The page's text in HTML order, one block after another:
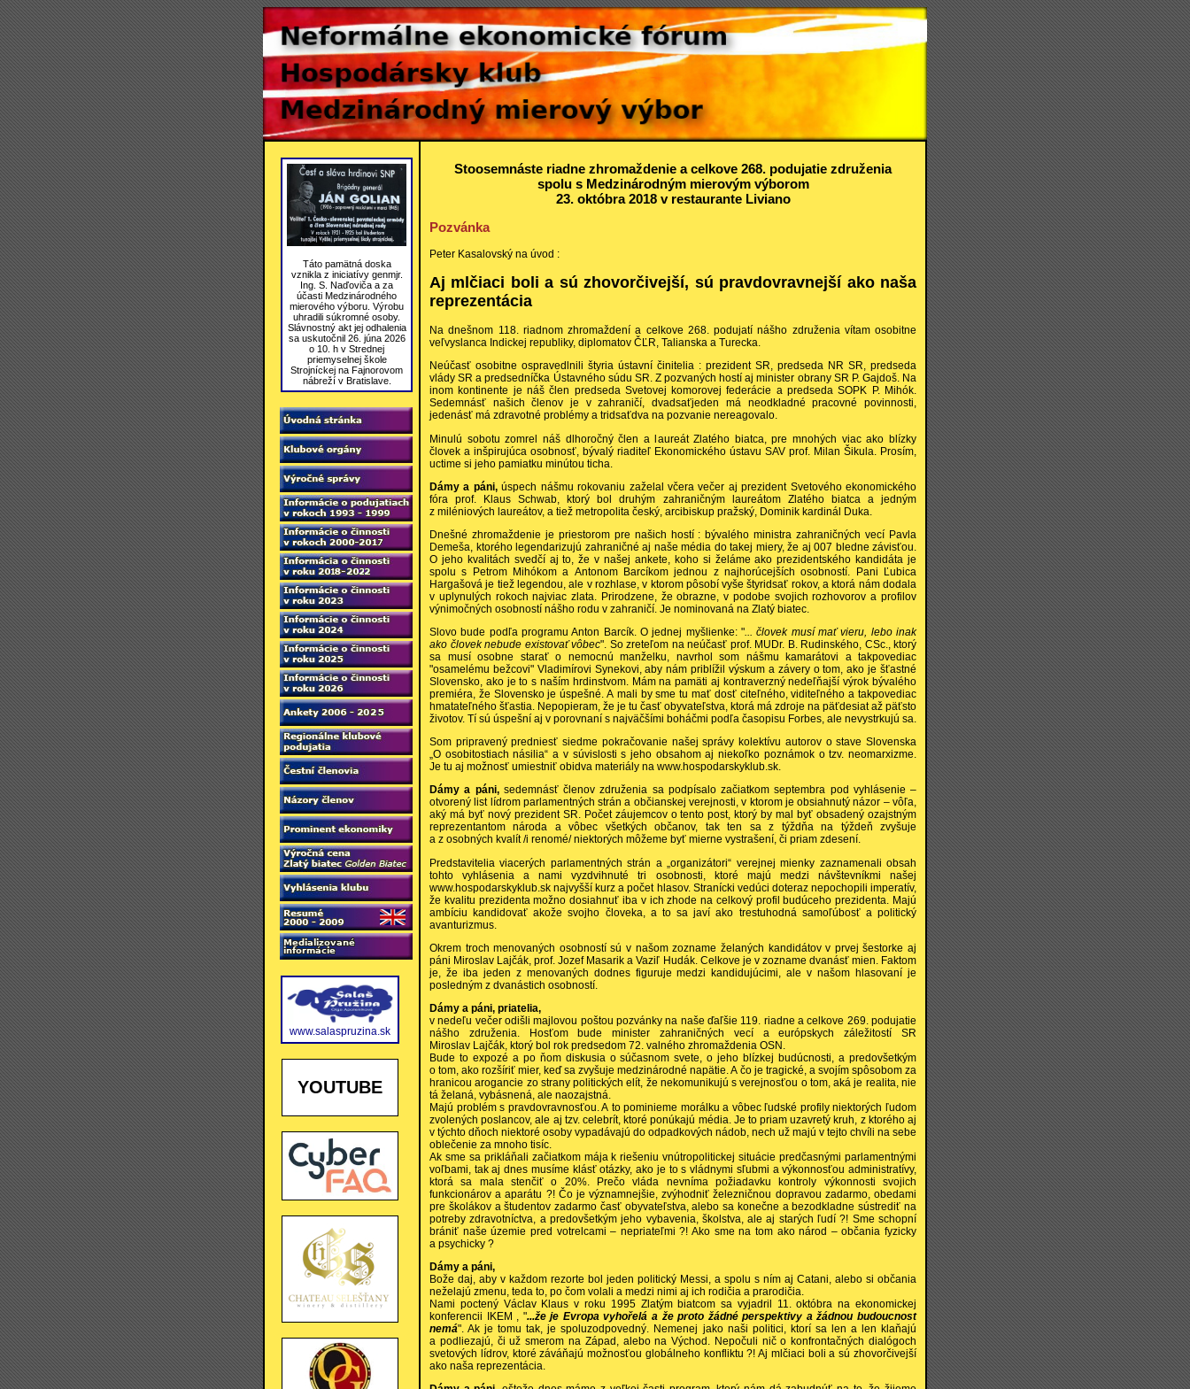
Táto pamätná doska
vznikla z iniciatívy genmjr.
Ing. S. Naďoviča a za
účasti Medzinárodného
mierového výboru. Výrobu
uhradili súkromné osoby.
Slávnostný akt jej odhalenia
sa uskutočnil 26. júna 2026
o 10. h v Strednej
priemyselnej škole
Strojníckej na Fajnorovom
nábreží v Bratislave.
www.salaspruzina.sk
YOUTUBE
Stoosemnáste riadne zhromaždenie a celkove 268. podujatie združenia
spolu s Medzinárodným mierovým výborom
23. októbra 2018 v restaurante Liviano
Pozvánka
Peter Kasalovský na úvod :
Aj mlčiaci boli a sú zhovorčivejší, sú pravdovravnejší ako naša
reprezentácia
Na dnešnom 118. riadnom zhromaždení a celkove 268. podujatí nášho združenia vítam osobitne
veľvyslanca Indickej republiky, diplomatov ČĽR, Talianska a Turecka.
Neúčasť osobitne ospravedlnili štyria ústavní činitelia : prezident SR, predseda NR SR, predseda
vlády SR a predsedníčka Ústavného súdu SR. Z pozvaných hostí aj minister obrany SR P. Gajdoš. Na
inom kontinente je náš člen predseda Svetovej komorovej federácie a predseda SOPK P. Mihók.
Sedemnásť našich členov je v zahraničí, dvadsaťjeden má neodkladné pracovné povinnosti,
jedenásť má zdravotné problémy a tridsaťdva na pozvanie nereagovalo.
Minulú sobotu zomrel náš dlhoročný člen a laureát Zlatého biatca, pre mnohých viac ako blízky
človek a inšpirujúca osobnosť, bývalý riaditeľ Ekonomického ústavu SAV prof. Milan Šikula. Prosím,
uctime si jeho pamiatku minútou ticha.
Dámy a páni,úspech nášmu rokovaniu zaželal včera večer aj prezident Svetového ekonomického
fóra prof. Klaus Schwab, ktorý bol druhým zahraničným laureátom Zlatého biatca a jedným
z miléniových laureátov, a tiež metropolita český, arcibiskup pražský, Dominik kardinál Duka.
Dnešné zhromaždenie je priestorom pre našich hostí : bývalého ministra zahraničných vecí Pavla
Demeša, ktorého legendarizujú zahraničné aj naše média do takej miery, že aj 007 bledne závisťou.
O jeho kvalitách svedčí aj to, že v našej ankete, koho si želáme ako prezidentského kandidáta je
spolu s Petrom Mihókom a Antonom Barcíkom jednou z najhorúcejších osobností. Pani Ľubica
Hargašová je tiež legendou, ale v rozhlase, v ktorom pôsobí vyše štyridsať rokov, a ktorá nám dodala
v uplynulých rokoch najviac zlata. Prirodzene, že obrazne, v podobe svojich rozhovorov a profilov
výnimočných osobností nášho rodu v zahraničí. Je nominovaná na Zlatý biatec.
Slovo bude podľa programu Anton Barcík. O jednej myšlienke: "... človek musí mať vieru, lebo inak
ako človek nebude existovať vôbec". So zreteľom na neúčasť prof. MUDr. B. Rudinského, CSc., ktorý
sa musí osobne starať o nemocnú manželku, navrhol som nášmu kamarátovi a takpovediac
"osamelému bežcovi" Vladimírovi Synekovi, aby nám priblížil výskum a závery o tom, ako je šťastné
Slovensko, ako je to s naším hrdinstvom. Mám na pamäti aj kontraverzný nedeľňajší výrok bývalého
premiéra, že Slovensko je úspešné. A mali by sme tu mať dosť citeľného, viditeľného a takpovediac
hmatateľného šťastia. Nepopieram, že je tu časť obyvateľstva, ktorá má zdroje na päťdesiat až päťsto
životov. Tí sú úspešní aj v porovnaní s najväčšími boháčmi podľa časopisu Forbes, ale nevystrkujú sa.
Som pripravený predniesť siedme pokračovanie našej správy kolektívu autorov o stave Slovenska
„O osobitostiach násilia“ a v súvislosti s jeho obsahom aj niekoľko poznámok o tzv. neomarxizme.
Je tu aj možnosť umiestniť obidva materiály na www.hospodarskyklub.sk.
Dámy a páni,sedemnásť členov združenia sa podpísalo začiatkom septembra pod vyhlásenie –
otvorený list lídrom parlamentných strán a občianskej verejnosti, v ktorom je obsiahnutý názor – vôľa,
aký má byť nový prezident SR. Počet záujemcov o tento post, ktorý by mal byť obsadený ozajstným
reprezentantom národa a vôbec všetkých občanov, tak ten sa z týždňa na týždeň zvyšuje
a z osobných kvalít /i renomé/ niektorých môžeme byť mierne vystrašení, či priam zdesení.
Predstavitelia viacerých parlamentných strán a „organizátori“ verejnej mienky zaznamenali obsah
tohto vyhlásenia a nami vyzdvihnuté tri osobnosti, ktoré majú medzi návštevníkmi našej
www.hospodarskyklub.sk najvyšší kurz a počet hlasov. Stranícki vedúci doteraz nepochopili imperatív,
že kvalitu prezidenta možno dosiahnuť iba v ich zhode na celkový profil budúceho prezidenta. Majú
ambíciu kandidovať akože svojho človeka, a to sa javí ako trestuhodná samoľúbosť a politický
avanturizmus.
Okrem troch menovaných osobností sú v našom zozname želaných kandidátov v prvej šestorke aj
páni Miroslav Lajčák, prof. Jozef Masarik a Vaziľ Hudák. Celkove je v zozname dvanásť mien. Faktom
je, že iba jeden z menovaných dodnes figuruje medzi kandidujúcimi, ale v našom hlasovaní je
posledným z dvanástich osobností.
Dámy a páni, priatelia,
v nedeľu večer odišli majlovou poštou pozvánky na naše ďaľšie 119. riadne a celkove 269. podujatie
nášho združenia. Hosťom bude minister zahraničných vecí a európskych záležitostí SR
Miroslav Lajčák, ktorý bol rok predsedom 72. valného zhromaždenia OSN.
Bude to expozé a po ňom diskusia o súčasnom svete, o jeho blízkej budúcnosti, a predovšetkým
o tom, ako rozšíriť mier, keď sa zvyšuje medzinárodné napätie. A čo je tragické, a svojím spôsobom za
hranicou arogancie zo strany politických elít, že nekomunikujú s verejnosťou o tom, aká je realita, nie
tá želaná, vybásnená, ale naozajstná.
Majú problém s pravdovravnosťou. A to pominieme morálku a vôbec ľudské profily niektorých ľudom
zvolených poslancov, ale aj tzv. celebrít, ktoré ponúkajú média. Je to priam uzavretý kruh, z ktorého aj
v týchto dňoch niektoré osoby vypadávajú do odpadkových nádob, nech už majú v tejto chvíli na sebe
oblečenie za mnoho tisíc.
Ak sme sa prikláňali začiatkom mája k riešeniu vnútropolitickej situácie predčasnými parlamentnými
voľbami, tak aj dnes musíme klásť otázky, ako je to s vládnymi sľubmi a výkonnosťou administratívy,
ktorá sa mala stenčiť o 20%. Prečo vláda nevníma požiadavku kontroly výkonnosti svojich
funkcionárov a aparátu ?! Čo je významnejšie, zvýhodniť železničnou dopravou zadarmo, obedami
pre školákov a študentov zadarmo časť obyvateľstva, alebo sa konečne a bezodkladne sústrediť na
potreby zdravotníctva, a predovšetkým jeho vybavenia, školstva, ale aj starých ľudí ?! Sme schopní
brániť naše územie pred votrelcami – nepriateľmi ?! Ako sme na tom ako národ – občania fyzicky
a psychicky ?
Dámy a páni,
Bože daj, aby v každom rezorte bol jeden politický Messi, a spolu s ním aj Catani, alebo si občania
neželajú zmenu, teda to, po čom volali a medzi nimi aj ich rodičia a prarodičia.
Nami poctený Václav Klaus v roku 1995 Zlatým biatcom sa vyjadril 11. októbra na ekonomickej
konferencii IKEM , "...že je Evropa vyhořelá a že proto žádné perspektivy a žádnou budoucnost
nemá". Ak je tomu tak, je spoluzodpovedný. Nemenej jako naši politici, ktorí sa len a len klaňajú
a podliezajú, či už smerom na Západ, alebo na Východ. Nepočuli nič o konfrontačných dialógoch
svetových lídrov, ktoré záváňajú možnosťou globálneho konfliktu ?! Aj mlčiaci boli a sú zhovorčivejší
ako naša reprezentácia.